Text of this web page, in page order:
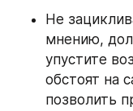
Не
мнению,
упустите
обстоят на
позволить